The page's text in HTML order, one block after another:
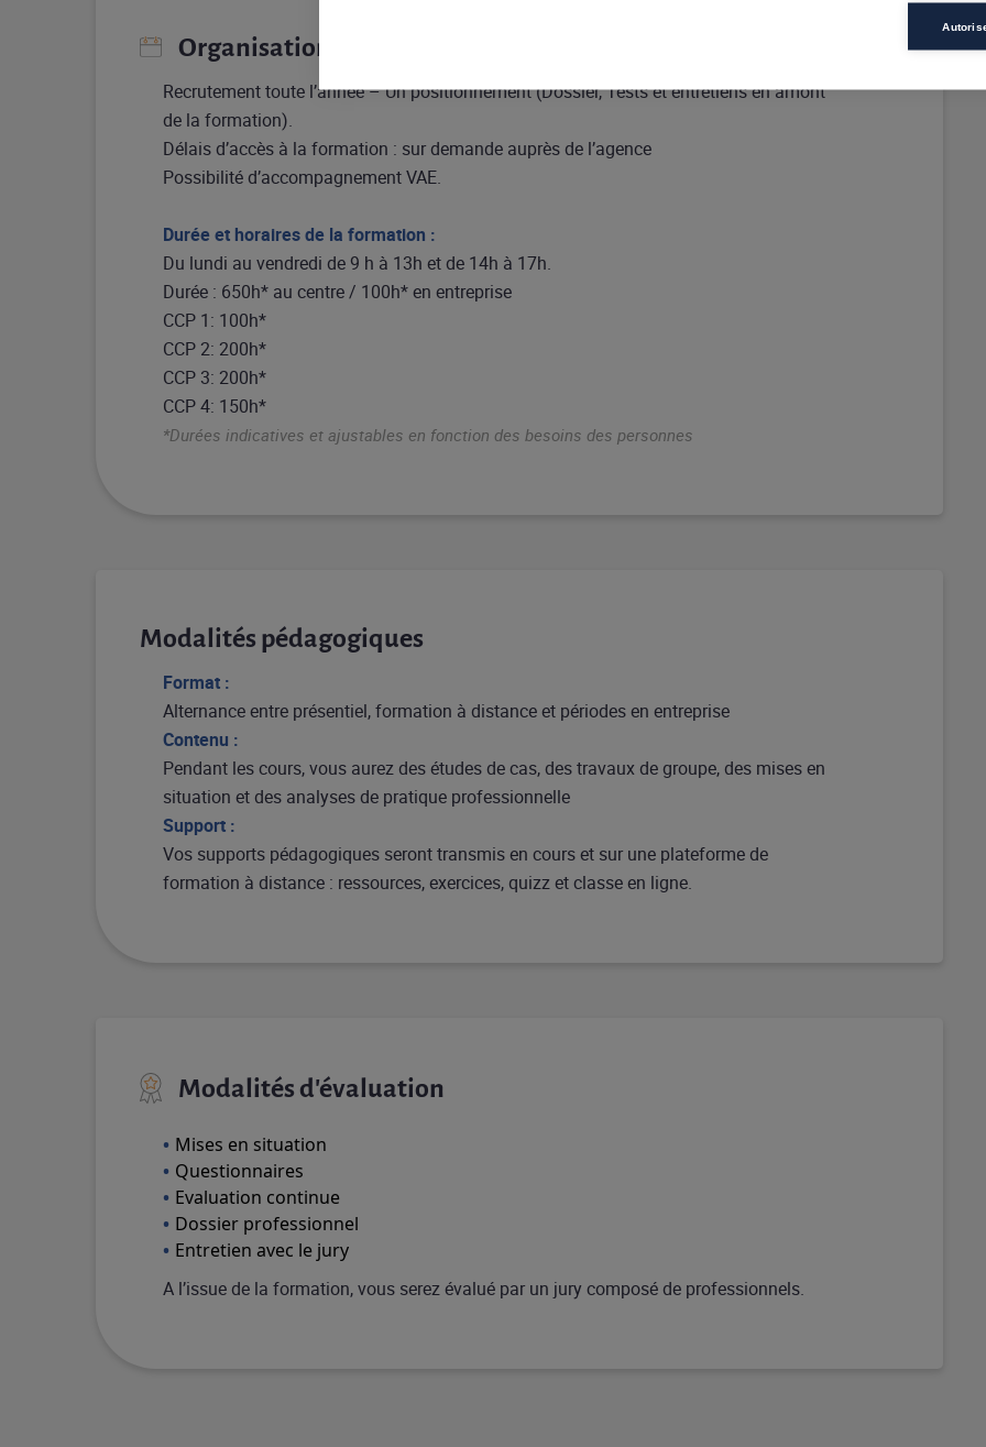
Organisation pédagogique
Recrutement toute l’année – Un positionnement (Dossier, Tests et entretiens en amont
de la formation).
Délais d’accès à la formation : sur demande auprès de l’agence
Possibilité d’accompagnement VAE.
Durée et horaires de la formation :
Du lundi au vendredi de 9 h à 13h et de 14h à 17h.
Durée : 650h* au centre / 100h* en entreprise
CCP 1: 100h*
CCP 2: 200h*
CCP 3: 200h*
CCP 4: 150h*
*Durées indicatives et ajustables en fonction des besoins des personnes
Modalités pédagogiques
Format :
Alternance entre présentiel, formation à distance et périodes en entreprise
Contenu :
Pendant les cours, vous aurez des études de cas, des travaux de groupe, des mises en
situation et des analyses de pratique professionnelle
Support :
Vos supports pédagogiques seront transmis en cours et sur une plateforme de
formation à distance : ressources, exercices, quizz et classe en ligne.
Modalités d'évaluation
Mises en situation
Questionnaires
Evaluation continue
Dossier professionnel
Entretien avec le jury
A l’issue de la formation, vous serez évalué par un jury composé de professionnels.